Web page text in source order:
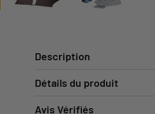
Description
Détails du produit
Avis Vérifiés